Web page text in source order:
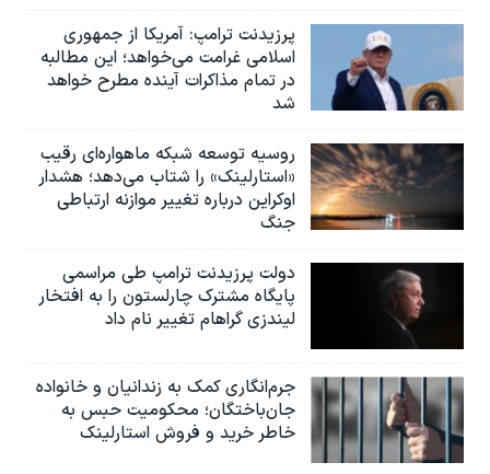
پرزیدنت ترامپ: آمریکا از جمهوری
اسلامی غرامت می‌خواهد؛ این مطالبه
در تمام مذاکرات آینده مطرح خواهد
شد
روسیه توسعه شبکه ماهواره‌ای رقیب
«استارلینک» را شتاب می‌دهد؛ هشدار
اوکراین درباره تغییر موازنه ارتباطی
جنگ
دولت پرزیدنت ترامپ طی مراسمی
پایگاه مشترک چارلستون را به افتخار
لیندزی گراهام تغییر نام داد
جرم‌انگاری کمک به زندانیان و خانواده
جان‌باختگان؛ محکومیت حبس به‌
خاطر خرید و فروش استارلینک